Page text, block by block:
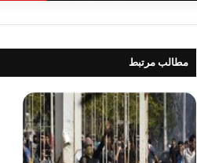
مطالب مرتبط